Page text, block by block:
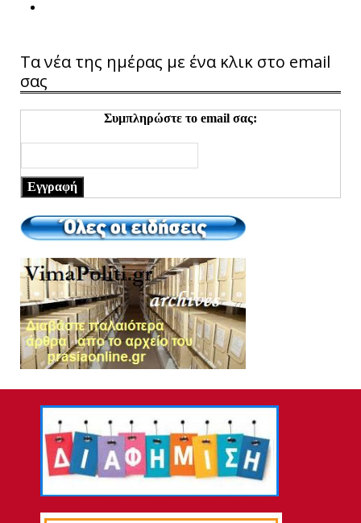
Τα νέα της ημέρας με ένα κλικ στο email
σας
Συμπληρώστε το email σας:
Εγγραφή